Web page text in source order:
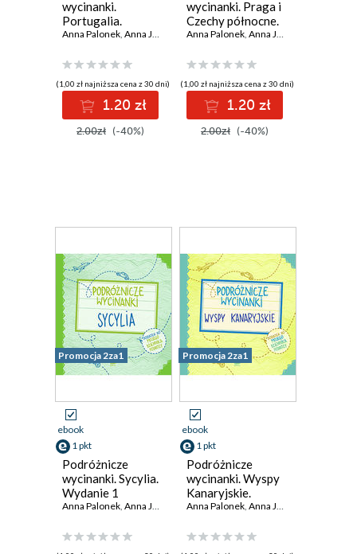
wycinanki.
Portugalia.
Wydanie 1
Anna Palonek, Anna Jamróz
(1,00 zł najniższa cena z 30 dni)
1.20 zł
2.00zł (-40%)
wycinanki. Praga i
Czechy północne.
Wydanie 1
Anna Palonek, Anna Jamróz
(1,00 zł najniższa cena z 30 dni)
1.20 zł
2.00zł (-40%)
Promocja 2za1
ebook
1 pkt
Podróżnicze
wycinanki. Sycylia.
Wydanie 1
Anna Palonek, Anna Jamróz
Promocja 2za1
ebook
1 pkt
Podróżnicze
wycinanki. Wyspy
Kanaryjskie.
Wydanie 1
Anna Palonek, Anna Jamróz